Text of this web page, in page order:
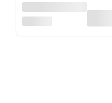
Lampa
ogrodowa LED